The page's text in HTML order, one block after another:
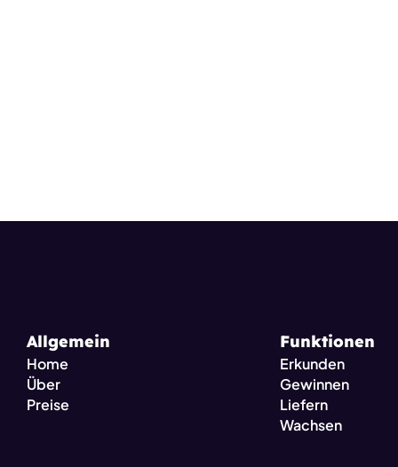
Allgemein
Home
Über
Preise
Funktionen
Erkunden
Gewinnen
Liefern
Wachsen